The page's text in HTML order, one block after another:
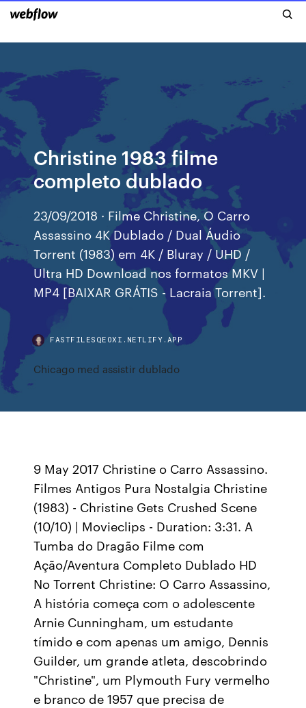
Christine 1983 filme
completo dublado
23/09/2018 · Filme Christine, O Carro
Assassino 4K Dublado / Dual Áudio
Torrent (1983) em 4K / Bluray / UHD /
Ultra HD Download nos formatos MKV |
MP4 [BAIXAR GRÁTIS - Lacraia Torrent].
FASTFILESQEOXI.NETLIFY.APP
Chicago med assistir dublado
9 May 2017 Christine o Carro Assassino.
Filmes Antigos Pura Nostalgia Christine
(1983) - Christine Gets Crushed Scene
(10/10) | Movieclips - Duration: 3:31. A
Tumba do Dragão Filme com
Ação/Aventura Completo Dublado HD
No Torrent Christine: O Carro Assassino,
A história começa com o adolescente
Arnie Cunningham, um estudante
tímido e com apenas um amigo, Dennis
Guilder, um grande atleta, descobrindo
"Christine", um Plymouth Fury vermelho
e branco de 1957 que precisa de